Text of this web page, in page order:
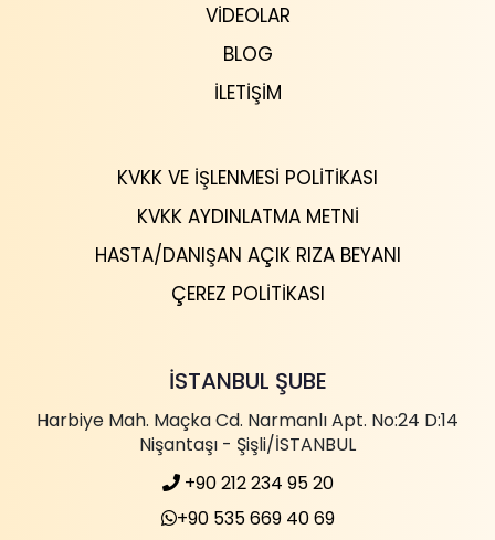
VIDEOLAR
BLOG
İLETIŞIM
KVKK VE İŞLENMESI POLITIKASI
KVKK AYDINLATMA METNI
HASTA/DANIŞAN AÇIK RIZA BEYANI
ÇEREZ POLITIKASI
İSTANBUL ŞUBE
Harbiye Mah. Maçka Cd. Narmanlı Apt. No:24 D:14
Nişantaşı - Şişli/İSTANBUL
+90 212 234 95 20
+90 535 669 40 69